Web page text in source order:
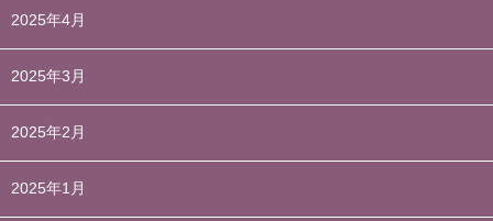
2025年4月
2025年3月
2025年2月
2025年1月